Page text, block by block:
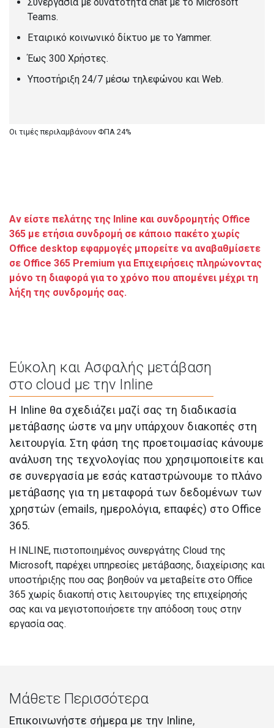
Teams.
Εταιρικό κοινωνικό δίκτυο με το Yammer.
Έως 300 Χρήστες.
Υποστήριξη 24/7 μέσω τηλεφώνου και Web.
Οι τιμές περιλαμβάνουν ΦΠΑ 24%
Αν είστε πελάτης της Inline και συνδρομητής Office
365 με ετήσια συνδρομή σε κάποιο πακέτο χωρίς
Office desktop εφαρμογές μπορείτε να αναβαθμίσετε
σε Office 365 Premium για Eπιχειρήσεις πληρώνοντας
μόνο τη διαφορά για το χρόνο που απομένει μέχρι τη
λήξη της συνδρομής σας.
Εύκολη και Ασφαλής μετάβαση
στο cloud με την Inline
Η Inline θα σχεδιάζει μαζί σας τη διαδικασία
μετάβασης ώστε να μην υπάρχουν διακοπές στη
λειτουργία. Στη φάση της προετοιμασίας κάνουμε
ανάλυση της τεχνολογίας που χρησιμοποιείτε και
σε συνεργασία με εσάς καταστρώνουμε το πλάνο
μετάβασης για τη μεταφορά των δεδομένων των
χρηστών (emails, ημερολόγια, επαφές) στο Office
365.
Η INLINE, πιστοποιημένος συνεργάτης Cloud της
Microsoft, παρέχει υπηρεσίες μετάβασης, διαχείρισης και
υποστήριξης που σας βοηθούν να μεταβείτε στο Office
365 χωρίς διακοπή στις λειτουργίες της επιχείρησής
σας και να μεγιστοποιήσετε την απόδοση τους στην
εργασία σας.
Μάθετε Περισσότερα
Επικοινωνήστε σήμερα με την Inline,